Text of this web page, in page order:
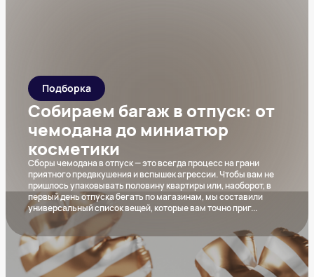
Подборка
Собираем багаж в отпуск: от
чемодана до миниатюр
косметики
Сборы чемодана в отпуск — это всегда процесс на грани
приятного предвкушения и вспышек агрессии. Чтобы вам не
пришлось упаковывать половину квартиры или, наоборот, в
первый день отпуска бегать по магазинам, мы составили
универсальный список вещей, которые вам точно приг...